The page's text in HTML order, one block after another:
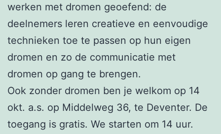
werken met dromen geoefend: de
deelnemers leren creatieve en eenvoudige
technieken toe te passen op hun eigen
dromen en zo de communicatie met
dromen op gang te brengen.
Ook zonder dromen ben je welkom op 14
okt. a.s. op Middelweg 36, te Deventer. De
toegang is gratis. We starten om 14 uur.